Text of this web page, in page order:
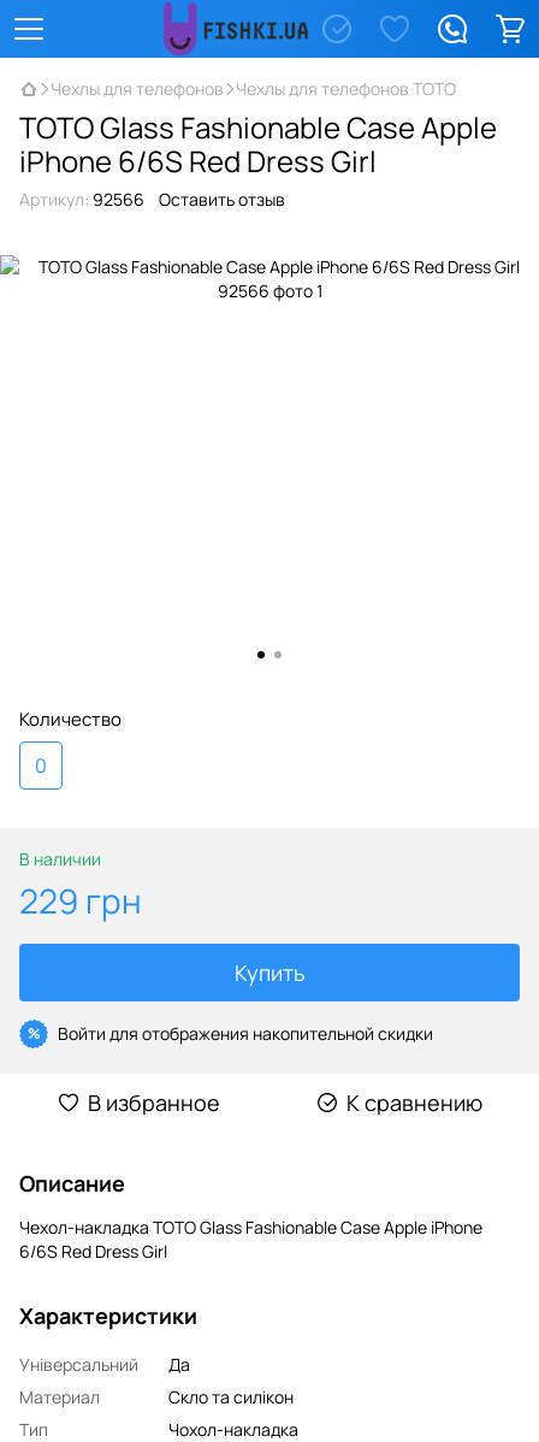
Чехлы для телефонов Чехлы для телефонов TOTO
TOTO Glass Fashionable Case Apple
iPhone 6/6S Red Dress Girl
Артикул: 92566 Оставить отзыв
Количество
0
В наличии
229 грн
Купить
% Войти для отображения накопительной скидки
В избранное К сравнению
Описание
Чехол-накладка TOTO Glass Fashionable Case Apple iPhone
6/6S Red Dress Girl
Характеристики
Універсальний
Да
Материал
Скло та силікон
Тип
Чохол-накладка